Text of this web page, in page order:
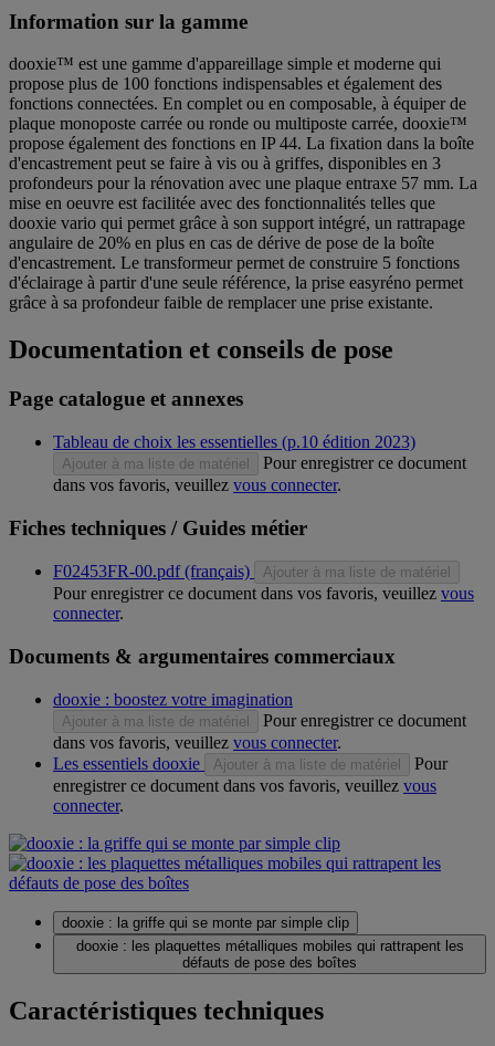
Information sur la gamme
dooxie™ est une gamme d'appareillage simple et moderne qui
propose plus de 100 fonctions indispensables et également des
fonctions connectées. En complet ou en composable, à équiper de
plaque monoposte carrée ou ronde ou multiposte carrée, dooxie™
propose également des fonctions en IP 44. La fixation dans la boîte
d'encastrement peut se faire à vis ou à griffes, disponibles en 3
profondeurs pour la rénovation avec une plaque entraxe 57 mm. La
mise en oeuvre est facilitée avec des fonctionnalités telles que
dooxie vario qui permet grâce à son support intégré, un rattrapage
angulaire de 20% en plus en cas de dérive de pose de la boîte
d'encastrement. Le transformeur permet de construire 5 fonctions
d'éclairage à partir d'une seule référence, la prise easyréno permet
grâce à sa profondeur faible de remplacer une prise existante.
Documentation et conseils de pose
Page catalogue et annexes
Tableau de choix les essentielles (p.10 édition 2023)
Ajouter à ma liste de matériel
Pour enregistrer ce document
dans vos favoris, veuillez vous connecter.
Fiches techniques / Guides métier
F02453FR-00.pdf (français) Ajouter à ma liste de matériel
Pour enregistrer ce document dans vos favoris, veuillez vous
connecter.
Documents & argumentaires commerciaux
dooxie : boostez votre imagination
Ajouter à ma liste de matériel
Pour enregistrer ce document
dans vos favoris, veuillez vous connecter.
Les essentiels dooxie
Ajouter à ma liste de matériel
Pour
enregistrer ce document dans vos favoris, veuillez vous
connecter.
dooxie : la griffe qui se monte par simple clip
dooxie : les plaquettes métalliques mobiles qui rattrapent les
défauts de pose des boîtes
Caractéristiques techniques